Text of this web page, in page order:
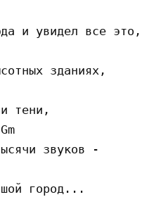
и увидел все это,
зданиях,
тени,
Gm
звуков -
город...